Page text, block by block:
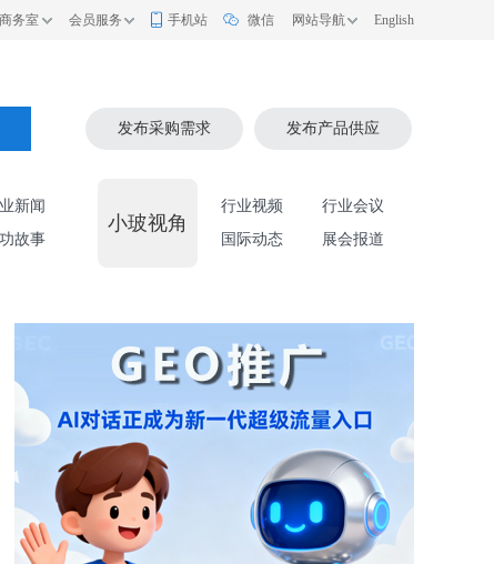
务室 会员服务 手机站 微信 网站导航 English
发布采购需求 发布产品供应
新闻
故事
小玻视角
行业视频
行业会议
国际动态
展会报道